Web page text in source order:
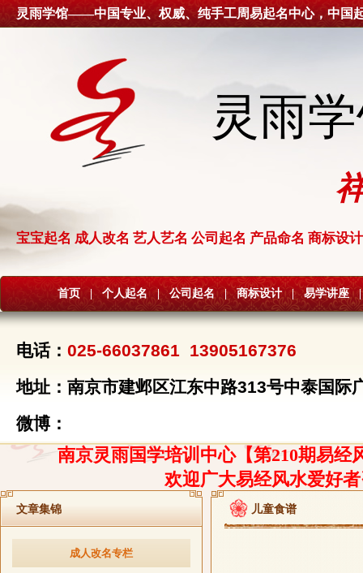
灵雨学馆——中国专业、权威、纯手工周易起名中心，中国
灵雨
宝宝起名 成人改名 艺人艺名 公司起名 产品命名 商标设计
首页 | 个人起名 | 公司起名 | 商标设计 | 易学讲座 |
电话： 025-66037861 13905167376
地址：南京市建邺区江东中路313号中泰国际
微博：
南京灵雨国学培训中心【第210期易经
欢迎广大易经风水爱好
文章集锦
成人改名专栏
儿童食谱